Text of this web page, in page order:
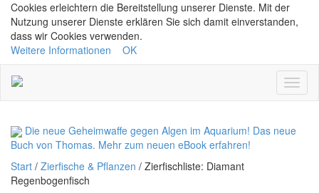
Cookies erleichtern die Bereitstellung unserer Dienste. Mit der
Nutzung unserer Dienste erklären Sie sich damit einverstanden,
dass wir Cookies verwenden.
Weitere Informationen
OK
ein/
Die neue Geheimwaffe gegen Algen im Aquarium! Das neue
Buch von Thomas. Mehr zum neuen eBook erfahren!
Start / Zierfische & Pflanzen / Zierfischliste: Diamant
Regenbogenfisch